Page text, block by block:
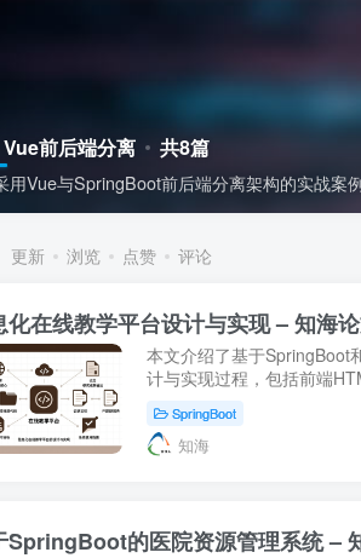
Vue前后端分离 共8篇
用Vue与SpringBoot前后端分离架构的实战案
更新 浏览 点赞 评论
化在线教学平台设计与实现 – 知海
本文介绍了基于SpringBoot
计与实现过程，包括前端
相关毕业设计项目的读者参...
SpringBoot
知海
SpringBoot的医院资源管理系统 –